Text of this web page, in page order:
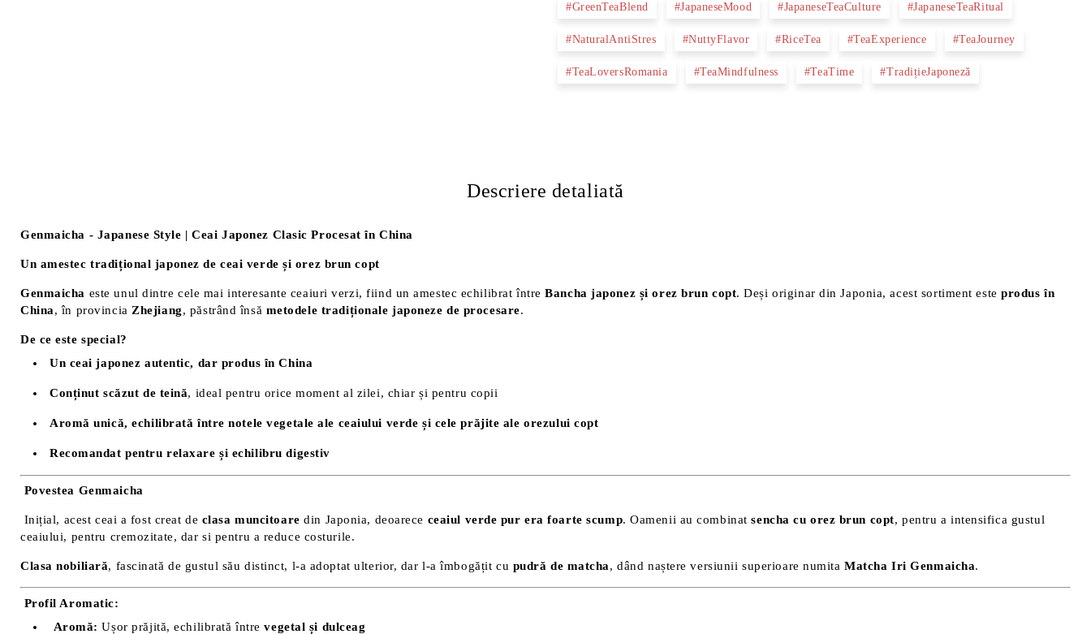
#GreenTeaBlend #JapaneseMood #JapaneseTeaCulture #JapaneseTeaRitual
#NaturalAntiStres #NuttyFlavor #RiceTea #TeaExperience #TeaJourney
#TeaLoversRomania #TeaMindfulness #TeaTime #TradițieJaponeză
Descriere detaliată
Genmaicha - Japanese Style | Ceai Japonez Clasic Procesat în China
Un amestec tradițional japonez de ceai verde și orez brun copt
Genmaicha este unul dintre cele mai interesante ceaiuri verzi, fiind un amestec echilibrat întreBancha japonez și orez brun copt. Deși originar din Japonia, acest sortiment esteprodus în
China, în provincia Zhejiang, păstrând însă metodele tradiționale japoneze de procesare.
De ce este special?
Un ceai japonez autentic, dar produs în China
Conținut scăzut de teină, ideal pentru orice moment al zilei, chiar și pentru copii
Aromă unică, echilibrată între notele vegetale ale ceaiului verde și cele prăjite ale orezului copt
Recomandat pentru relaxare și echilibru digestiv
Povestea Genmaicha
Inițial, acest ceai a fost creat de clasa muncitoare din Japonia, deoarece ceaiul verde pur era foarte scump. Oamenii au combinatsencha cu orez brun copt, pentru a intensifica gustul
ceaiului, pentru cremozitate, dar si pentru a reduce costurile.
Clasa nobiliară, fascinată de gustul său distinct, l-a adoptat ulterior, dar l-a îmbogățit cu pudră de matcha, dând naștere versiunii superioare numitaMatcha Iri Genmaicha.
Profil Aromatic:
Aromă: Ușor prăjită, echilibrată întrevegetal și dulceag